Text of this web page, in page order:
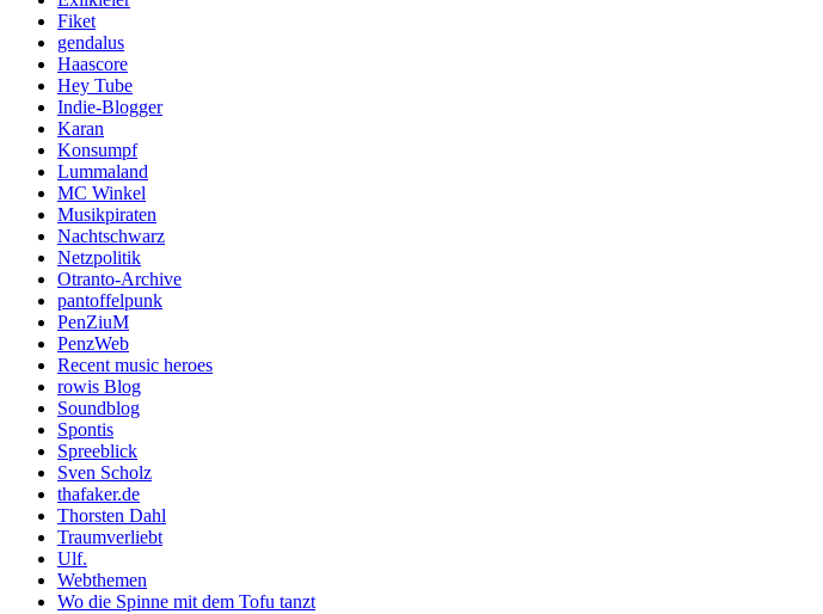
Fiket
gendalus
Haascore
Hey Tube
Indie-Blogger
Karan
Konsumpf
Lummaland
MC Winkel
Musikpiraten
Nachtschwarz
Netzpolitik
Otranto-Archive
pantoffelpunk
PenZiuM
PenzWeb
Recent music heroes
rowis Blog
Soundblog
Spontis
Spreeblick
Sven Scholz
thafaker.de
Thorsten Dahl
Traumverliebt
Ulf.
Webthemen
Wo die Spinne mit dem Tofu tanzt